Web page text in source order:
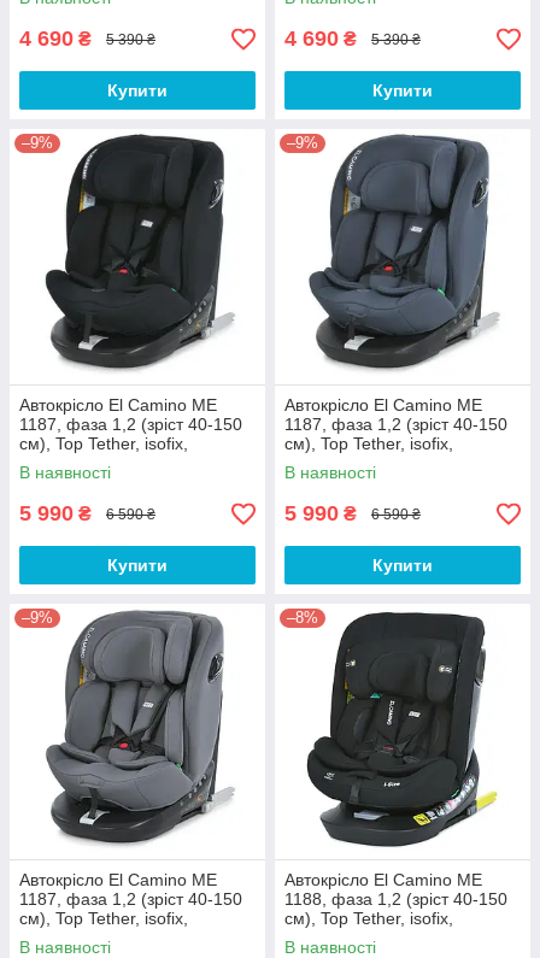
4 690 ₴ 5 390 ₴
Купити
4 690 ₴ 5 390 ₴
Купити
–9%
Автокрісло El Camino ME
1187, фаза 1,2 (зріст 40-150
см), Top Tether, isofix,
поворот 360, чорний
В наявності
5 990 ₴ 6 590 ₴
Купити
–9%
Автокрісло El Camino ME
1187, фаза 1,2 (зріст 40-150
см), Top Tether, isofix,
поворот 360, сірий
В наявності
5 990 ₴ 6 590 ₴
Купити
–9%
Автокрісло El Camino ME
1187, фаза 1,2 (зріст 40-150
см), Top Tether, isofix,
поворот 360, сірий
В наявності
–8%
Автокрісло El Camino ME
1188, фаза 1,2 (зріст 40-150
см), Top Tether, isofix,
поворот 360, чорний
В наявності